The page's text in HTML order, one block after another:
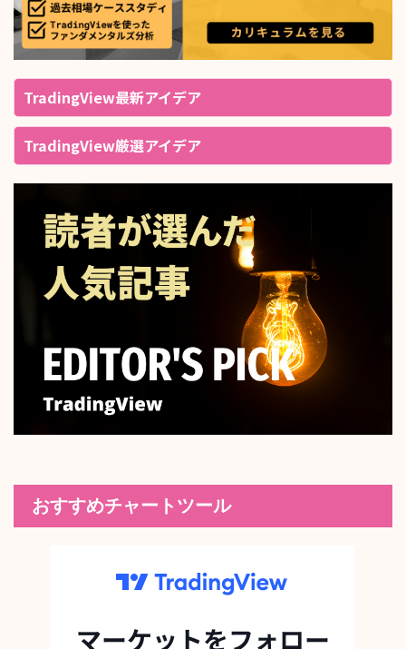
TradingView最新アイデア
TradingView厳選アイデア
おすすめチャートツール